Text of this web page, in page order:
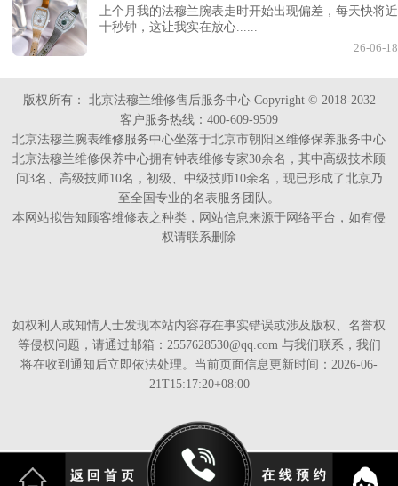
上个月我的法穆兰腕表走时开始出现偏差，每天快将近
十秒钟，这让我实在放心......
26-06-18
版权所有： 北京法穆兰维修售后服务中心 Copyright © 2018-2032
客户服务热线：400-609-9509
北京法穆兰腕表维修服务中心坐落于北京市朝阳区维修保养服务中心
北京法穆兰维修保养中心拥有钟表维修专家30余名，其中高级技术顾
问3名、高级技师10名，初级、中级技师10余名，现已形成了北京乃
至全国专业的名表服务团队。
本网站拟告知顾客维修表之种类，网站信息来源于网络平台，如有侵
权请联系删除
如权利人或知情人士发现本站内容存在事实错误或涉及版权、名誉权
等侵权问题，请通过邮箱：2557628530@qq.com 与我们联系，我们
将在收到通知后立即依法处理。当前页面信息更新时间：2026-06-
21T15:17:20+08:00